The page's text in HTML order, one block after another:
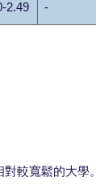
2.49 -
較寬鬆的大學